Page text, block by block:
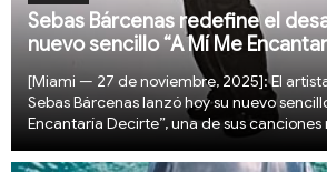
Sebas Bárcenas redefine el
nuevo sencillo “A Mí Me
[Miami — 27 de noviembre, 2025]: El
Sebas Bárcenas lanzó hoy su nuevo
Encantaría Decirte”, una de sus canciones
nostalgia o el drama de una ruptura, el